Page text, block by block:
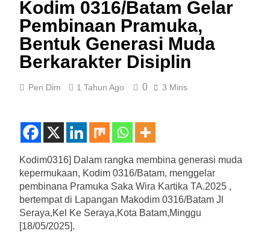
Kodim 0316/Batam Gelar
Pembinaan Pramuka,
Bentuk Generasi Muda
Berkarakter Disiplin
Pen Dim 1 Tahun Ago 0 3 Mins
Kodim0316] Dalam rangka membina generasi muda
kepermukaan, Kodim 0316/Batam, menggelar
pembinana Pramuka Saka Wira Kartika TA.2025 ,
bertempat di Lapangan Makodim 0316/Batam Jl
Seraya,Kel Ke Seraya,Kota Batam,Minggu
[18/05/2025].